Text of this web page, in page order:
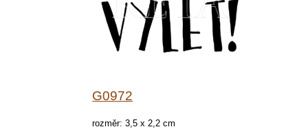
G0972
rozměr: 3,5 x 2,2 cm